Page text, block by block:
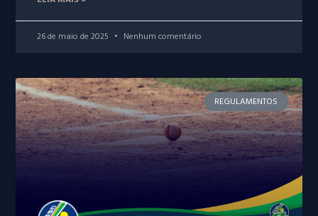
26 de maio de 2025 Nenhum comentário
REGULAMENTOS